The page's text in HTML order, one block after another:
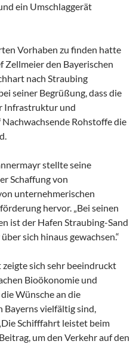
ein Umschlaggerät
Vorhaben zu finden hatte
Zellmeier den Bayerischen
nach Straubing
seiner Begrüßung, dass die
Infrastruktur und
Rohstoffe die
stellte seine
Schaffung von
unternehmerischen
hervor. „Bei seinen
ist der Hafen Straubing-Sand
sich hinaus gewachsen.“
sich sehr beeindruckt
Bioökonomie und
Wünsche an die
Bayerns vielfältig sind,
Schifffahrt leistet beim
um den Verkehr auf den